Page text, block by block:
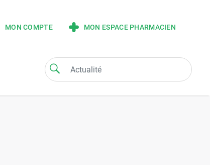
MON COMPTE MON ESPACE PHARMACIEN